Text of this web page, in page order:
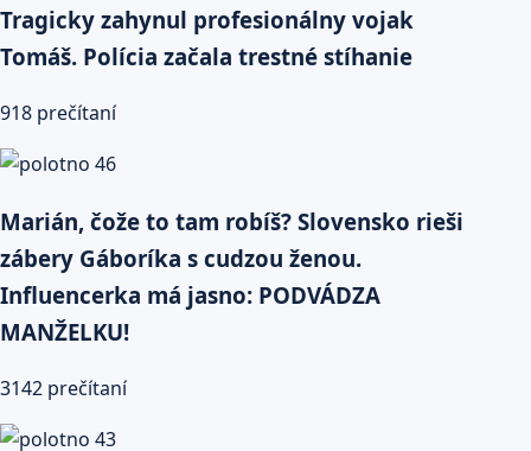
Tragicky zahynul profesionálny vojak
Tomáš. Polícia začala trestné stíhanie
918 prečítaní
Marián, čože to tam robíš? Slovensko rieši
zábery Gáboríka s cudzou ženou.
Influencerka má jasno: PODVÁDZA
MANŽELKU!
3142 prečítaní